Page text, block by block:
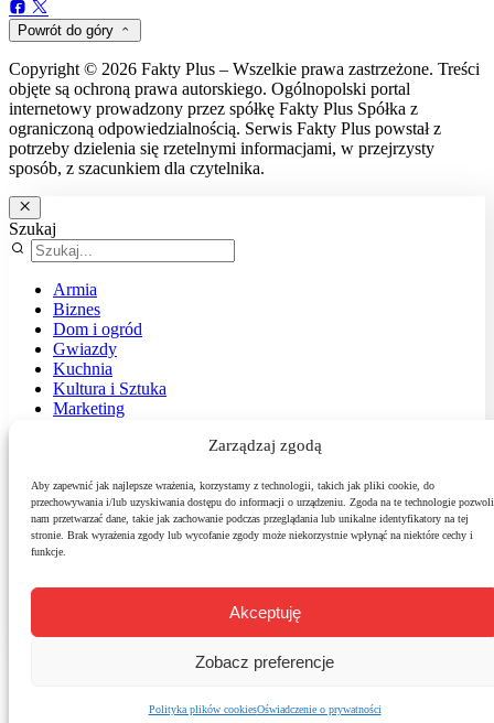
Zarządzaj zgodą
Aby zapewnić jak najlepsze wrażenia, korzystamy z technologii, takich jak pliki cookie, do
przechowywania i/lub uzyskiwania dostępu do informacji o urządzeniu. Zgoda na te technologie pozwoli
nam przetwarzać dane, takie jak zachowanie podczas przeglądania lub unikalne identyfikatory na tej
stronie. Brak wyrażenia zgody lub wycofanie zgody może niekorzystnie wpłynąć na niektóre cechy i
funkcje.
Akceptuję
Zobacz preferencje
Polityka plików cookiesOświadczenie o prywatności
Powrót do góry
Copyright © 2026 Fakty Plus – Wszelkie prawa zastrzeżone. Treści
objęte są ochroną prawa autorskiego. Ogólnopolski portal
internetowy prowadzony przez spółkę Fakty Plus Spółka z
ograniczoną odpowiedzialnością. Serwis Fakty Plus powstał z
potrzeby dzielenia się rzetelnymi informacjami, w przejrzysty
sposób, z szacunkiem dla czytelnika.
Szukaj
Armia
Biznes
Dom i ogród
Gwiazdy
Kuchnia
Kultura i Sztuka
Marketing
Podróże
Polityka
Sport
Środowisko
Technologie